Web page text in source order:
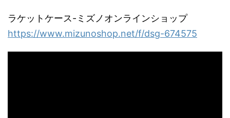
ラケットケース-ミズノオンラインショップ
https://www.mizunoshop.net/f/dsg-674575